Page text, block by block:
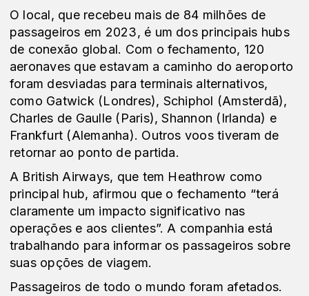
O local, que recebeu mais de 84 milhões de
passageiros em 2023, é um dos principais hubs
de conexão global. Com o fechamento, 120
aeronaves que estavam a caminho do aeroporto
foram desviadas para terminais alternativos,
como Gatwick (Londres), Schiphol (Amsterdã),
Charles de Gaulle (Paris), Shannon (Irlanda) e
Frankfurt (Alemanha). Outros voos tiveram de
retornar ao ponto de partida.
A British Airways, que tem Heathrow como
principal hub, afirmou que o fechamento “terá
claramente um impacto significativo nas
operações e aos clientes”. A companhia está
trabalhando para informar os passageiros sobre
suas opções de viagem.
Passageiros de todo o mundo foram afetados.